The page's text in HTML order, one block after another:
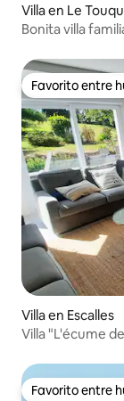
Villa en Le
Bonita villa
Favorito entre
Favorito entre
Villa en Escalles
Villa "L'écume
Favorito entre